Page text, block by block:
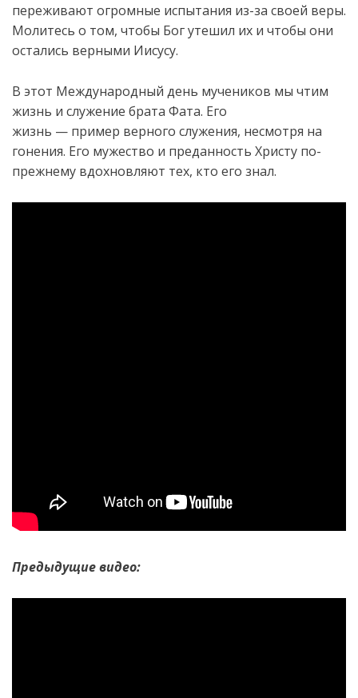
переживают огромные испытания из-за своей веры.
Молитесь о том, чтобы Бог утешил их и чтобы они
остались верными Иисусу.
В этот Международный день мучеников мы чтим
жизнь и служение брата Фата. Его
жизнь — пример верного служения, несмотря на
гонения. Его мужество и преданность Христу по-
прежнему вдохновляют тех, кто его знал.
Предыдущие видео: